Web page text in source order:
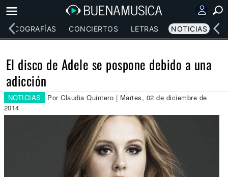
DISCOGRAFÍAS CONCIERTOS LETRAS NOTICIAS
El disco de Adele se pospone debido a una
adicción
NOTICIAS
Por Claudia Quintero | Martes, 02 de diciembre de
2014